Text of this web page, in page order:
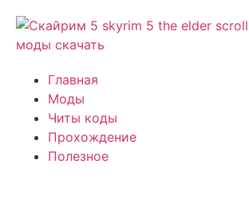
Главная
Моды
Читы коды
Прохождение
Полезное